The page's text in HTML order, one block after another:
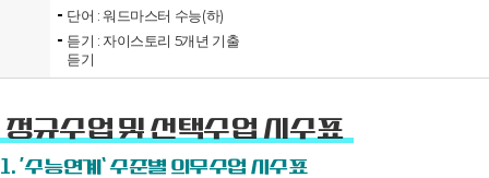
단어 : 워드마스터 수능(하)
듣기 : 자이스토리 5개년 기출
듣기
정규수업 및 선택수업 시수표
1. ‘수능연계’ 수준별 의무수업 시수표